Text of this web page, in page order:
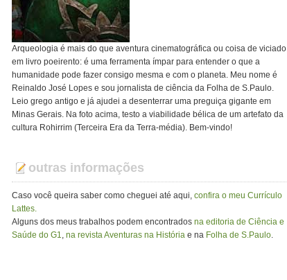
Arqueologia é mais do que aventura cinematográfica ou coisa de viciado
em livro poeirento: é uma ferramenta ímpar para entender o que a
humanidade pode fazer consigo mesma e com o planeta. Meu nome é
Reinaldo José Lopes e sou jornalista de ciência da Folha de S.Paulo.
Leio grego antigo e já ajudei a desenterrar uma preguiça gigante em
Minas Gerais. Na foto acima, testo a viabilidade bélica de um artefato da
cultura Rohirrim (Terceira Era da Terra-média). Bem-vindo!
outras informações
Caso você queira saber como cheguei até aqui, confira o meu Currículo
Lattes.
Alguns dos meus trabalhos podem encontrados na editoria de Ciência e
Saúde do G1, na revista Aventuras na História e na Folha de S.Paulo.